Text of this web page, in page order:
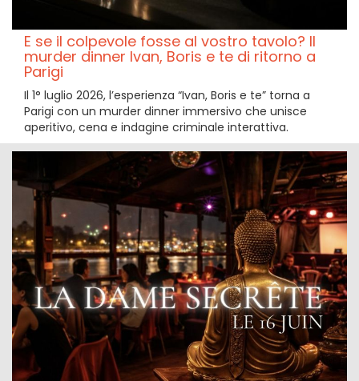
E se il colpevole fosse al vostro tavolo? Il
murder dinner Ivan, Boris e te di ritorno a
Parigi
Il 1° luglio 2026, l’esperienza “Ivan, Boris e te” torna a
Parigi con un murder dinner immersivo che unisce
aperitivo, cena e indagine criminale interattiva.